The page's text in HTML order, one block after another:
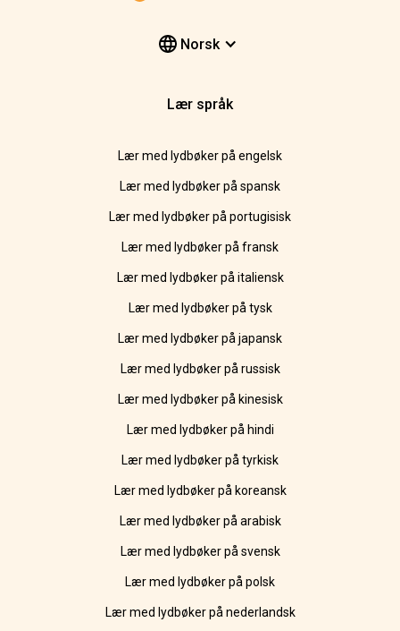
Norsk
Lær språk
Lær med lydbøker på engelsk
Lær med lydbøker på spansk
Lær med lydbøker på portugisisk
Lær med lydbøker på fransk
Lær med lydbøker på italiensk
Lær med lydbøker på tysk
Lær med lydbøker på japansk
Lær med lydbøker på russisk
Lær med lydbøker på kinesisk
Lær med lydbøker på hindi
Lær med lydbøker på tyrkisk
Lær med lydbøker på koreansk
Lær med lydbøker på arabisk
Lær med lydbøker på svensk
Lær med lydbøker på polsk
Lær med lydbøker på nederlandsk